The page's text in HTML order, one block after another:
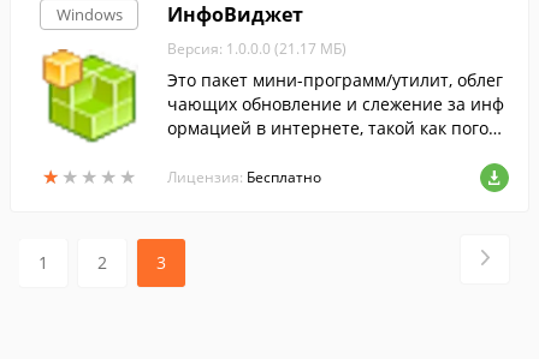
Windows
★ ★ ★ ★ ★
★ ★ ★ ★ ★
ИнфоВиджет
Версия: 1.0.0.0 (21.17 МБ)
Это пакет мини-программ/утилит, облег
чающих обновление и слежение за инф
ормацией в интернете, такой как погод
Лицензия: Бесплатно
1 2 3